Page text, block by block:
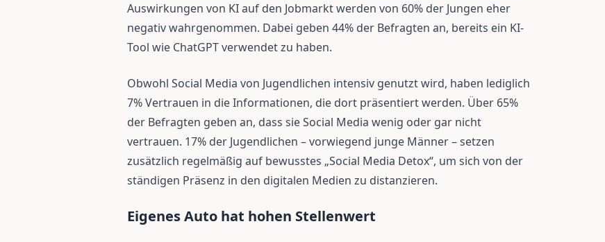
Auswirkungen von KI auf den Jobmarkt werden von 60% der Jungen eher
negativ wahrgenommen. Dabei geben 44% der Befragten an, bereits ein KI-
Tool wie ChatGPT verwendet zu haben.
Obwohl Social Media von Jugendlichen intensiv genutzt wird, haben lediglich
7% Vertrauen in die Informationen, die dort präsentiert werden. Über 65%
der Befragten geben an, dass sie Social Media wenig oder gar nicht
vertrauen. 17% der Jugendlichen – vorwiegend junge Männer – setzen
zusätzlich regelmäßig auf bewusstes „Social Media Detox“, um sich von der
ständigen Präsenz in den digitalen Medien zu distanzieren.
Eigenes Auto hat hohen Stellenwert